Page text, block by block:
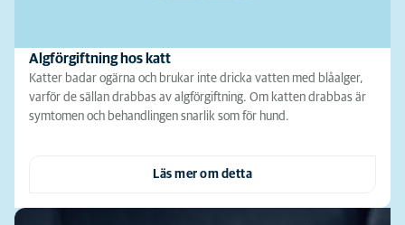
Algförgiftning hos katt
Katter badar ogärna och brukar inte dricka vatten med blåalger,
varför de sällan drabbas av algförgiftning. Om katten drabbas är
symtomen och behandlingen snarlik som för hund.
Läs mer om detta